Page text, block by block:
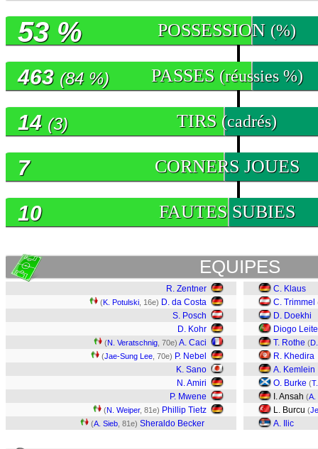
POSSESSION (%)
53 %
PASSES (réussies %)
463 (84 %)
TIRS (cadrés)
14 (3)
CORNERS JOUES
7
FAUTES SUBIES
10
EQUIPES
R. Zentner
(K. Potulski , 16e) D. da Costa
S. Posch
D. Kohr
(N. Veratschnig , 70e) A. Caci
(Jae-Sung Lee , 70e) P. Nebel
K. Sano
N. Amiri
P. Mwene
(N. Weiper, 81e) Phillip Tietz
(A. Sieb , 81e) Sheraldo Becker
C. Klaus
C. Trimmel
D. Doekhi
Diogo Leite
T. Rothe (
R. Khedira
A. Kemlein
O. Burke (
I. Ansah (A.
L. Burcu (
A. Ilic